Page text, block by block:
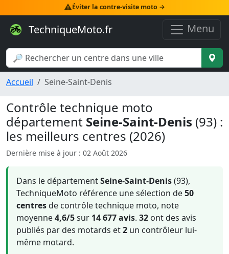
⚠️Éviter la contre-visite moto →
TechniqueMoto.fr Menu
Accueil Seine-Saint-Denis
Contrôle technique moto
département Seine-Saint-Denis (93) :
les meilleurs centres (2026)
Dernière mise à jour : 02 Août 2026
Dans le départementSeine-Saint-Denis(93),
TechniqueMoto référence une sélection de50
centresde contrôle technique moto, note
moyenne4,6/5sur 14 677 avis. 32 ont des avis
publiés par des motards et2 un contrôleur lui-
même motard.